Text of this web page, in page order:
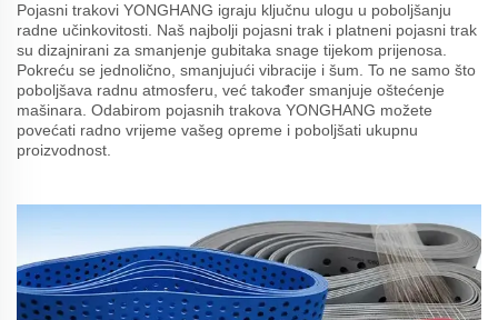
Pojasni trakovi YONGHANG igraju ključnu ulogu u poboljšanju
radne učinkovitosti. Naš najbolji pojasni trak i platneni pojasni trak
su dizajnirani za smanjenje gubitaka snage tijekom prijenosa.
Pokreću se jednolično, smanjujući vibracije i šum. To ne samo što
poboljšava radnu atmosferu, već također smanjuje oštećenje
mašinara. Odabirom pojasnih trakova YONGHANG možete
povećati radno vrijeme vašeg opreme i poboljšati ukupnu
proizvodnost.